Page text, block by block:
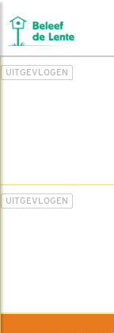
UITGEVLOGEN
UITGEVLOGEN